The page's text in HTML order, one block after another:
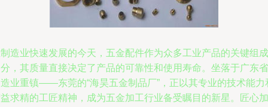
造业快速发展的今天，五金配件作为众多工业产品的关键组成
，其质量直接决定了产品的可靠性和使用寿命。坐落于广东省
业重镇——东莞的“海昊五金制品厂”，正以其专业的技术能力
求精的工匠精神，成为五金加工行业备受瞩目的新星。匠心加